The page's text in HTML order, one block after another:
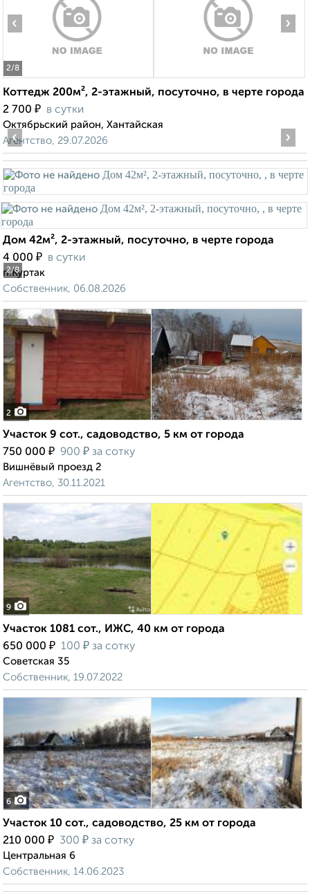
2/8
‹ ›
Коттедж 200м², 2-этажный, посуточно, в черте города
2 700 ₽ в сутки
Октябрьский район, Хантайская
Агентство, 29.07.2026
2/8
‹ ›
Дом 42м², 2-этажный, посуточно, в черте города
4 000 ₽ в сутки
п.Куртак
Собственник, 06.08.2026
2
Участок 9 сот., садоводство, 5 км от города
750 000 ₽ 900 ₽ за сотку
Вишнёвый проезд 2
Агентство, 30.11.2021
9
Участок 1081 сот., ИЖС, 40 км от города
650 000 ₽ 100 ₽ за сотку
Советская 35
Собственник, 19.07.2022
6
Участок 10 сот., садоводство, 25 км от города
210 000 ₽ 300 ₽ за сотку
Центральная 6
Собственник, 14.06.2023